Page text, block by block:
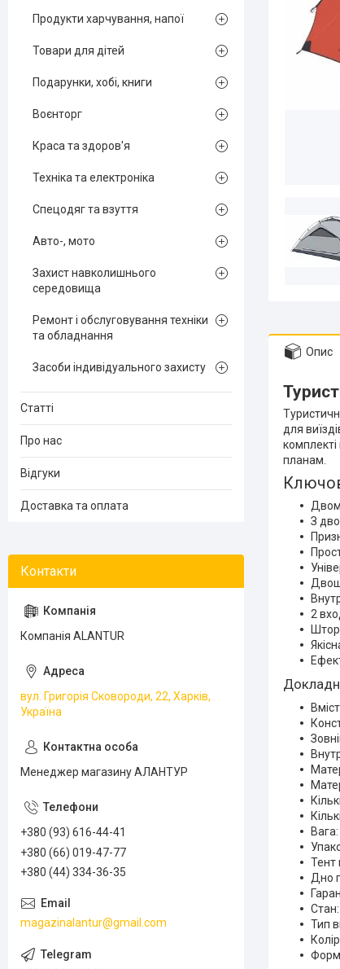
Опис
для
планам.
З
2
Тент
Дно
Тип
Продукти харчування, напої
Товари для дітей
Подарунки, хобі, книги
Воєнторг
Краса та здоров'я
Техніка та електроніка
Спецодяг та взуття
Авто-, мото
Захист навколишнього
середовища
Ремонт і обслуговування техніки
та обладнання
Засоби індивідуального захисту
Статті
Про нас
Відгуки
Доставка та оплата
Компанія ALANTUR
вул. Григорія Сковороди, 22, Харків,
Україна
Менеджер магазину АЛАНТУР
+380 (93) 616-44-41
+380 (66) 019-47-77
+380 (44) 334-36-35
magazinalantur@gmail.com